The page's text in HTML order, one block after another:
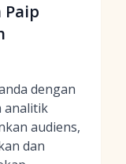
Paip
dengan
analitik
audiens,
dan